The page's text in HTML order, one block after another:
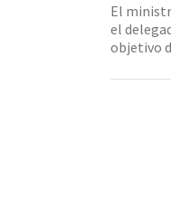
El
el
objetivo